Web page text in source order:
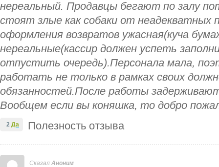
нереальный. Продавцы бегают по залу
стоят злые как собаки от неадекватных
оформления возвратов ужасная(куча
нереальные(кассир должен успеть
отпустить очередь).Персонала мала,
работать не только в рамках своих
обязанностей.После работы
Вообщем если вы коняшка, то добро
Полезность отзыва
2 Да
Сказал Аноним